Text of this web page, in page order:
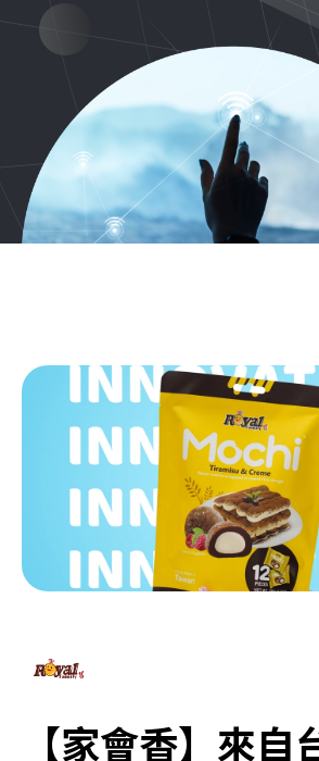
【家會香】來自